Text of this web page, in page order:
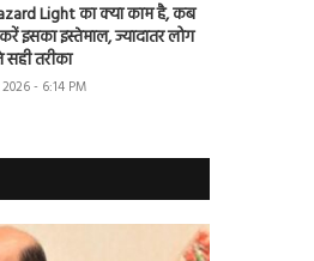
Light का क्या काम है, कब
इसका इस्तेमाल, ज्यादातर लोग
सही तरीका
- 6:14 PM